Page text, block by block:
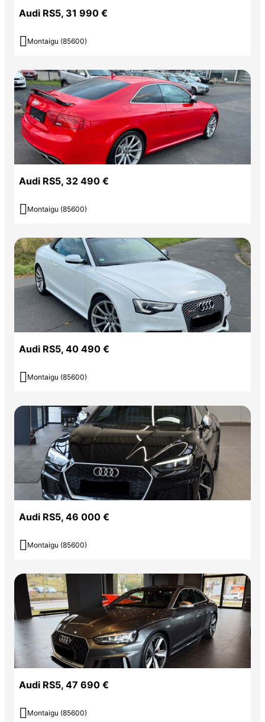
Audi RS5, 31 990 €
 Montaigu (85600)
Audi RS5, 32 490 €
 Montaigu (85600)
Audi RS5, 40 490 €
 Montaigu (85600)
Audi RS5, 46 000 €
 Montaigu (85600)
Audi RS5, 47 690 €
 Montaigu (85600)